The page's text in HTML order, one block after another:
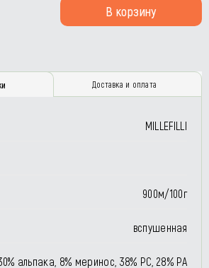
В корзину
Доставка и оплата
MILLEFILLI
900м/100г
вспушенная
альпака, 8% меринос, 38% РС, 28% РА